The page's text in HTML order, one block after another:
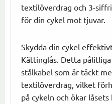
textilöverdrag och 3-
för din cykel mot tjuvar.
Skydda din cykel
Kättinglås. Detta
stålkabel som är täckt
textilöverdrag, vilket
på cykeln och ökar